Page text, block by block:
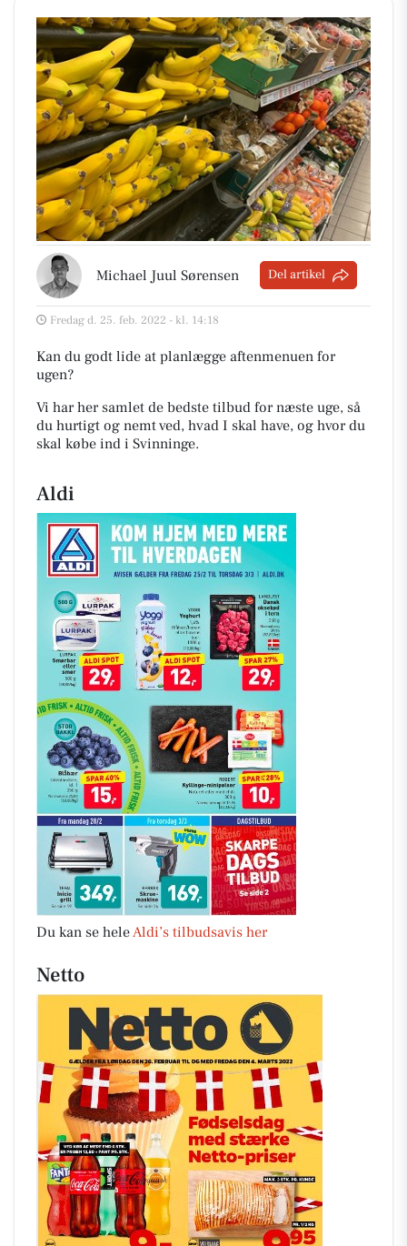
Michael Juul Sørensen Del artikel
Fredag d. 25. feb. 2022 - kl. 14:18
Kan du godt lide at planlægge aftenmenuen for
ugen?
Vi har her samlet de bedste tilbud for næste uge, så
du hurtigt og nemt ved, hvad I skal have, og hvor du
skal købe ind i Svinninge.
Aldi
Du kan se heleAldi’s tilbudsavis her
Netto